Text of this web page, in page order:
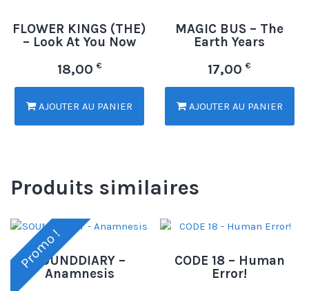
FLOWER KINGS (THE)
– Look At You Now
18,00 €
AJOUTER AU PANIER
MAGIC BUS – The
Earth Years
17,00€
AJOUTER AU PANIER
Produits similaires
Promo !
SOUNDDIARY –
Anamnesis
CODE 18 – Human
Error!